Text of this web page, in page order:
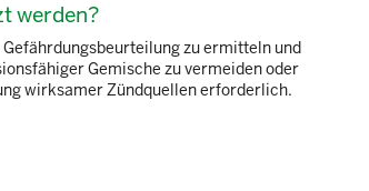
werden?
zu ermitteln und
Gemische zu vermeiden oder
wirksamer Zündquellen erforderlich.